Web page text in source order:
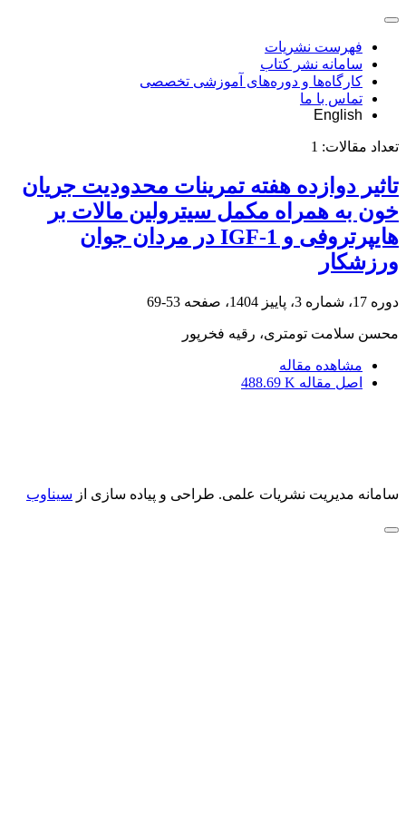
فهرست نشریات
سامانه نشر کتاب
کارگاه‌ها و دوره‌های آموزشی تخصصی
تماس با ما
English
تعداد مقالات: 1
تاثیر دوازده هفته تمرینات محدودیت جریان
خون به همراه مکمل سیترولین مالات بر
هایپرتروفی و IGF-1 در مردان جوان
ورزشکار
دوره 17، شماره 3، پاییز 1404، صفحه 53-69
محسن سلامت تومتری، رقیه فخرپور
مشاهده مقاله
اصل مقاله 488.69 K
سامانه مدیریت نشریات علمی. طراحی و پیاده سازی از سیناوب